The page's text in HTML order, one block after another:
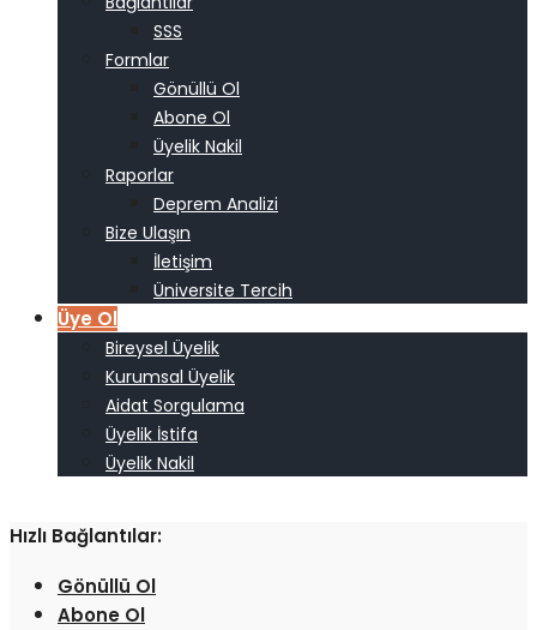
SSS
Formlar
Gönüllü Ol
Abone Ol
Üyelik Nakil
Raporlar
Deprem Analizi
Bize Ulaşın
İletişim
Üniversite Tercih
Üye Ol
Bireysel Üyelik
Kurumsal Üyelik
Aidat Sorgulama
Üyelik İstifa
Üyelik Nakil
Hızlı Bağlantılar:
Gönüllü Ol
Abone Ol